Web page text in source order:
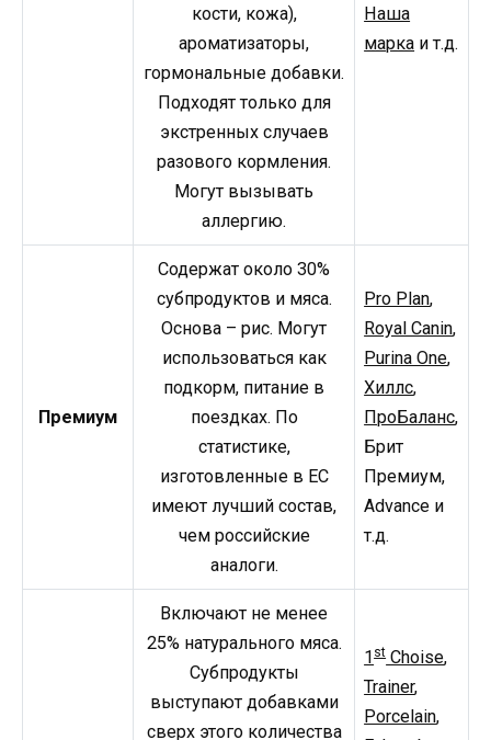
кости, кожа),
ароматизаторы,
гормональные добавки.
Подходят только для
экстренных случаев
разового кормления.
Могут вызывать
аллергию.
Наша
марка и т.д.
Премиум
Содержат около 30%
субпродуктов и мяса.
Основа – рис. Могут
использоваться как
подкорм, питание в
поездках. По
статистике,
изготовленные в ЕС
имеют лучший состав,
чем российские
аналоги.
Pro Plan,
Royal Canin,
Purina One,
Хиллс,
ПроБаланс,
Брит
Премиум,
Advance и
т.д.
Включают не менее
25% натурального мяса.
Субпродукты
выступают добавками
сверх этого количества
1st Choise,
Trainer,
Porcelain,